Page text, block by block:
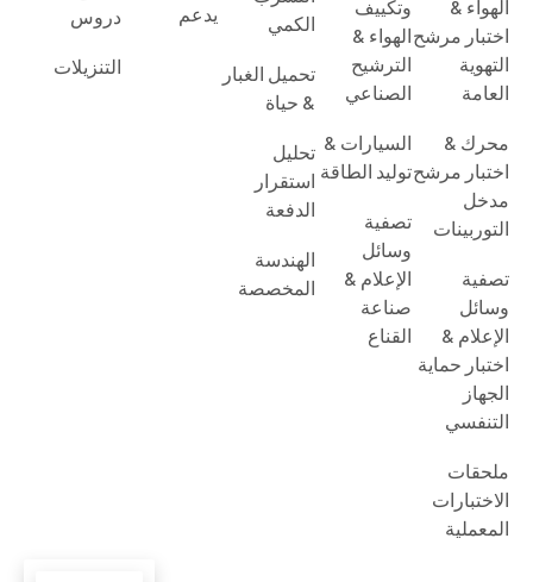
التهوية
العامة
محرك &
مدخل
التوربينات
تصفية
الإعلام &
اختبار حماية
الجهاز
التنفسي
ملحقات
المعملية
الترشيح
الصناعي
السيارات &
تصفية
الإعلام &
صناعة
القناع
تحميل الغبار
تحليل
الدفعة
الهندسة
التنزيلات